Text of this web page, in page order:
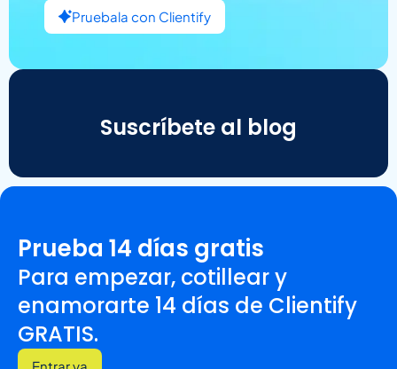
Pruebala con Clientify
Suscríbete al blog
Prueba 14 días gratis
Para empezar, cotillear y
enamorarte 14 días de Clientify
GRATIS.